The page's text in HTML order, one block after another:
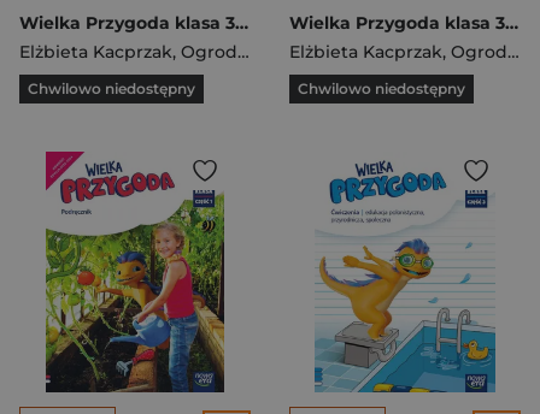
Wielka Przygoda klasa 3 część 2 Zeszyt ćwiczeń zintegrowanych 61504
Elżbieta Kacprzak, Ogrodowczyk Małgorzata
Chwilowo niedostępny
Wielka Przygoda klasa 3 część 1 Zeszyt ćwiczeń zintegrowanych 610503
Elżbieta Kacprzak, Ogrodowczyk Małgorzata
Chwilowo niedostępny